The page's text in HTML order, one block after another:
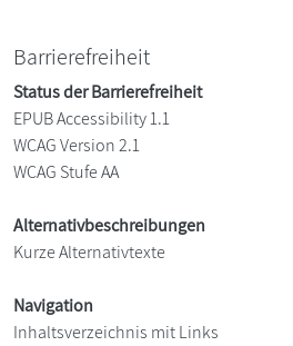
Barrierefreiheit
Status der Barrierefreiheit
EPUB Accessibility 1.1
WCAG Version 2.1
WCAG Stufe AA
Alternativbeschreibungen
Kurze Alternativtexte
Navigation
Inhaltsverzeichnis mit Links